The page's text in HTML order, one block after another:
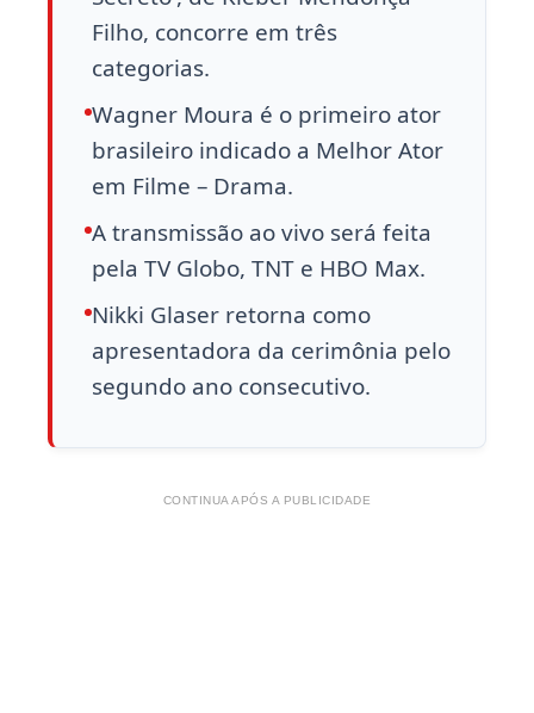
Filho, concorre em três
categorias.
Wagner Moura é o primeiro ator
brasileiro indicado a Melhor Ator
em Filme – Drama.
A transmissão ao vivo será feita
pela TV Globo, TNT e HBO Max.
Nikki Glaser retorna como
apresentadora da cerimônia pelo
segundo ano consecutivo.
CONTINUA APÓS A PUBLICIDADE